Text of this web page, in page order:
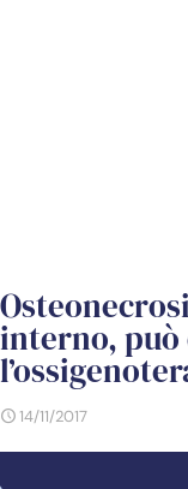
interno, può
14/11/2017